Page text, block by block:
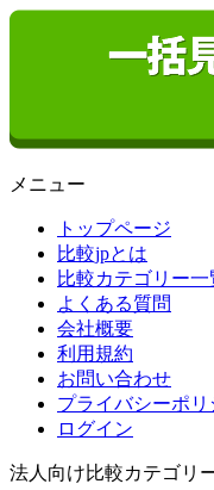
メニュー
トップページ
比較jpとは
比較カテゴリー一
よくある質問
会社概要
利用規約
お問い合わせ
プライバシーポリ
ログイン
法人向け比較カテゴリ